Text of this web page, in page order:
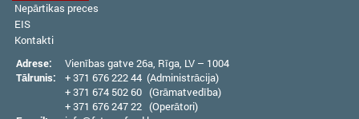
Nepārtikas preces
EIS
Kontakti
Adrese:
Vienības gatve 26а, Rīga, LV – 1004
Tālrunis:
+ 371 676 222 44 (Administrācija)
+ 371 674 502 60 (Grāmatvedība)
+ 371 676 247 22 (Operātori)